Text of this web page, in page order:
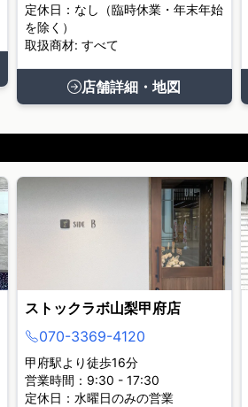
定休日：なし（臨時休業・年末年始
を除く）
取扱商材: すべて
店舗詳細・地図
ストックラボ山梨甲府店
070-3369-4120
甲府駅より徒歩16分
営業時間：9:30 - 17:30
定休日：水曜日のみの営業